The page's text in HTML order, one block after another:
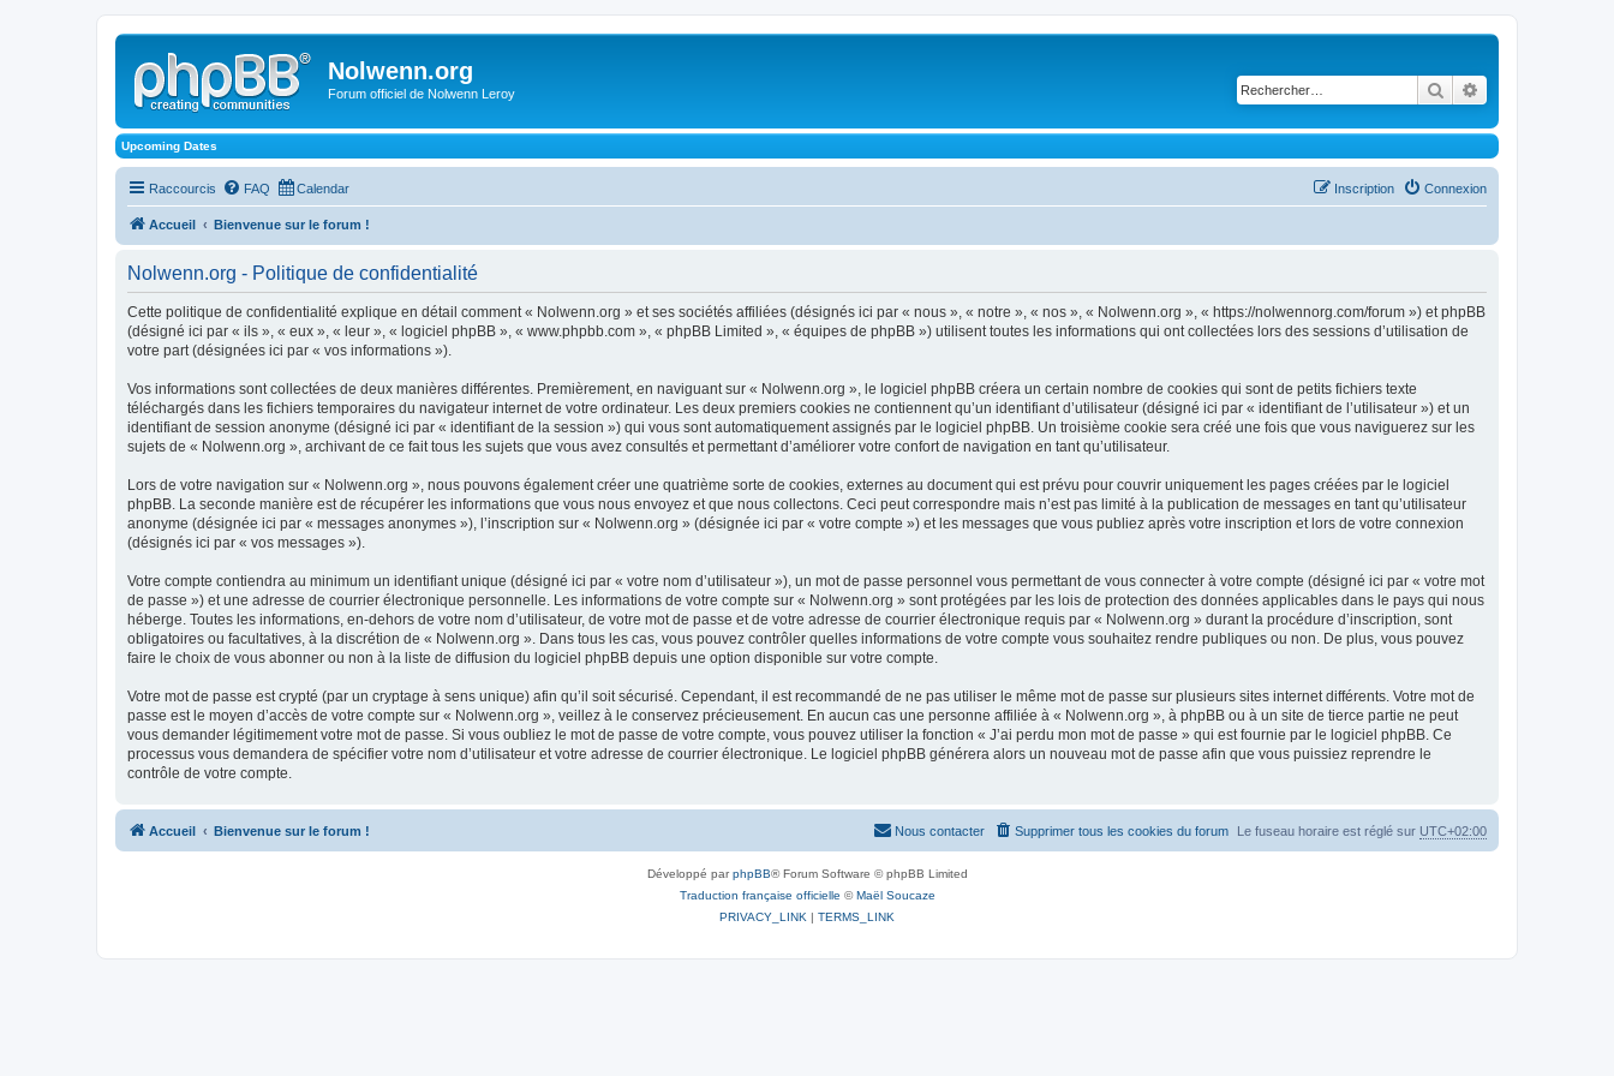
Nolwenn.org
Forum officiel de Nolwenn Leroy Rechercher
Upcoming Dates
Raccourcis FAQ Calendar Connexion
Inscription
Accueil Bienvenue sur le forum !
Nolwenn.org - Politique de confidentialité
Cette politique de confidentialité explique en détail comment « Nolwenn.org » et ses sociétés affiliées (désignés ici par « nous », « notre », « nos », « Nolwenn.org », « https://nolwennorg.com/forum ») et phpBB
(désigné ici par « ils », « eux », « leur », « logiciel phpBB », « www.phpbb.com », « phpBB Limited », « équipes de phpBB ») utilisent toutes les informations qui ont collectées lors des sessions d’utilisation de
votre part (désignées ici par « vos informations »).
Vos informations sont collectées de deux manières différentes. Premièrement, en naviguant sur « Nolwenn.org », le logiciel phpBB créera un certain nombre de cookies qui sont de petits fichiers texte
téléchargés dans les fichiers temporaires du navigateur internet de votre ordinateur. Les deux premiers cookies ne contiennent qu’un identifiant d’utilisateur (désigné ici par « identifiant de l’utilisateur ») et un
identifiant de session anonyme (désigné ici par « identifiant de la session ») qui vous sont automatiquement assignés par le logiciel phpBB. Un troisième cookie sera créé une fois que vous naviguerez sur les
sujets de « Nolwenn.org », archivant de ce fait tous les sujets que vous avez consultés et permettant d’améliorer votre confort de navigation en tant qu’utilisateur.
Lors de votre navigation sur « Nolwenn.org », nous pouvons également créer une quatrième sorte de cookies, externes au document qui est prévu pour couvrir uniquement les pages créées par le logiciel
phpBB. La seconde manière est de récupérer les informations que vous nous envoyez et que nous collectons. Ceci peut correspondre mais n’est pas limité à la publication de messages en tant qu’utilisateur
anonyme (désignée ici par « messages anonymes »), l’inscription sur « Nolwenn.org » (désignée ici par « votre compte ») et les messages que vous publiez après votre inscription et lors de votre connexion
(désignés ici par « vos messages »).
Votre compte contiendra au minimum un identifiant unique (désigné ici par « votre nom d’utilisateur »), un mot de passe personnel vous permettant de vous connecter à votre compte (désigné ici par « votre mot
de passe ») et une adresse de courrier électronique personnelle. Les informations de votre compte sur « Nolwenn.org » sont protégées par les lois de protection des données applicables dans le pays qui nous
héberge. Toutes les informations, en-dehors de votre nom d’utilisateur, de votre mot de passe et de votre adresse de courrier électronique requis par « Nolwenn.org » durant la procédure d’inscription, sont
obligatoires ou facultatives, à la discrétion de « Nolwenn.org ». Dans tous les cas, vous pouvez contrôler quelles informations de votre compte vous souhaitez rendre publiques ou non. De plus, vous pouvez
faire le choix de vous abonner ou non à la liste de diffusion du logiciel phpBB depuis une option disponible sur votre compte.
Votre mot de passe est crypté (par un cryptage à sens unique) afin qu’il soit sécurisé. Cependant, il est recommandé de ne pas utiliser le même mot de passe sur plusieurs sites internet différents. Votre mot de
passe est le moyen d’accès de votre compte sur « Nolwenn.org », veillez à le conservez précieusement. En aucun cas une personne affiliée à « Nolwenn.org », à phpBB ou à un site de tierce partie ne peut
vous demander légitimement votre mot de passe. Si vous oubliez le mot de passe de votre compte, vous pouvez utiliser la fonction « J’ai perdu mon mot de passe » qui est fournie par le logiciel phpBB. Ce
processus vous demandera de spécifier votre nom d’utilisateur et votre adresse de courrier électronique. Le logiciel phpBB générera alors un nouveau mot de passe afin que vous puissiez reprendre le
contrôle de votre compte.
Accueil Bienvenue sur le forum ! Le fuseau horaire est réglé sur UTC+02:00
Supprimer tous les cookies du forum
Nous contacter
Développé parphpBB® Forum Software © phpBB Limited
Traduction française officielle ©Maël Soucaze
PRIVACY_LINK | TERMS_LINK